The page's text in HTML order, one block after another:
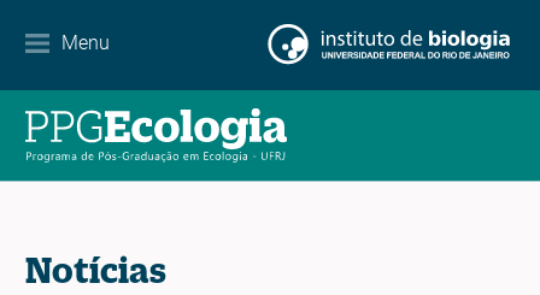
Menu
Contato
Notícias